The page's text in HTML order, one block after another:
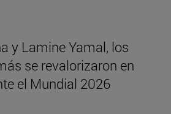
y Lamine Yamal, los
se revalorizaron en
el Mundial 2026